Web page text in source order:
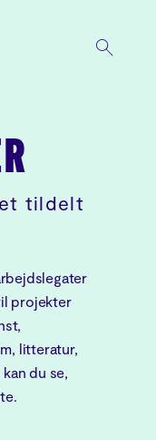
tildelt
projekter
litteratur,
du se,